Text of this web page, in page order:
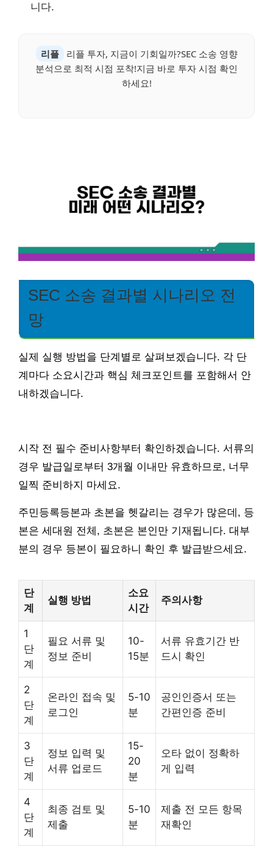
니다.
리플
리플 투자, 지금이 기회일까?SEC 소송 영향
분석으로 최적 시점 포착!지금 바로 투자 시점 확인
하세요!
SEC 소송 결과별 시나리오 전
망
실제 실행 방법을 단계별로 살펴보겠습니다. 각 단
계마다 소요시간과 핵심 체크포인트를 포함해서 안
내하겠습니다.
시작 전 필수 준비사항부터 확인하겠습니다. 서류의
경우 발급일로부터 3개월 이내만 유효하므로, 너무
일찍 준비하지 마세요.
주민등록등본과 초본을 헷갈리는 경우가 많은데, 등
본은 세대원 전체, 초본은 본인만 기재됩니다. 대부
분의 경우 등본이 필요하니 확인 후 발급받으세요.
단
계
실행 방법
소요
시간
주의사항
1
단
계
필요 서류 및
정보 준비
10-
15분
서류 유효기간 반
드시 확인
2
단
계
온라인 접속 및
로그인
5-10
분
공인인증서 또는
간편인증 준비
3
단
계
정보 입력 및
서류 업로드
15-
20
분
오타 없이 정확하
게 입력
4
단
계
최종 검토 및
제출
5-10
분
제출 전 모든 항목
재확인